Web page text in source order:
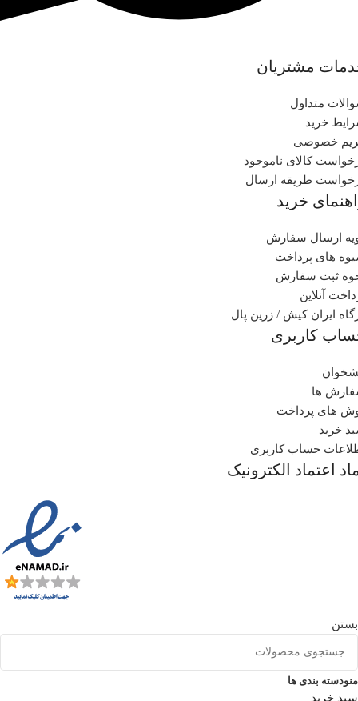
مشتریان
متداول
خرید
خصوصی
کالای ناموجود
طریقه ارسال
خرید
ارسال سفارش
های پرداخت
ثبت سفارش
آنلاین
ایران کیش / زرین پال
کاربری
ها
های پرداخت
خرید
حساب کاربری
اعتماد الکترونیک
بستن
منودسته بندی ها
سبد خرید